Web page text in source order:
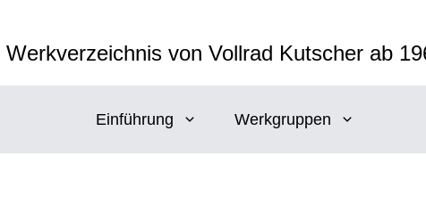
Werkverzeichnis von Vollrad Kutscher ab
Einführung Werkgruppen